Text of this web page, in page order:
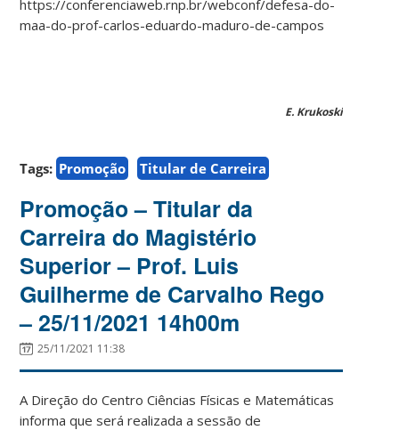
https://conferenciaweb.rnp.br/webconf/defesa-do-
maa-do-prof-carlos-eduardo-maduro-de-campos
E. Krukoski
Tags: Promoção Titular de Carreira
Promoção – Titular da
Carreira do Magistério
Superior – Prof. Luis
Guilherme de Carvalho Rego
– 25/11/2021 14h00m
25/11/2021 11:38
A Direção do Centro Ciências Físicas e Matemáticas
informa que será realizada a sessão de